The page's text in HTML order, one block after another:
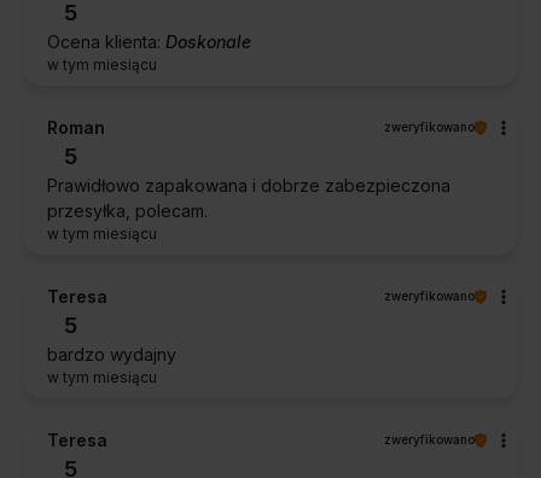
5
Ocena klienta: Doskonale
w tym miesiącu
Roman zweryfikowano
5
Prawidłowo zapakowana i dobrze zabezpieczona
przesyłka, polecam.
w tym miesiącu
Teresa zweryfikowano
5
bardzo wydajny
w tym miesiącu
Teresa zweryfikowano
5